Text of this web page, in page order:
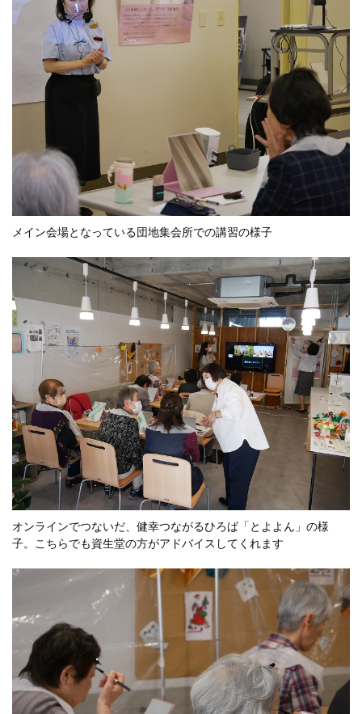
メイン会場となっている団地集会所での講習の様子
オンラインでつないだ、健幸つながるひろば「とよよん」の様
子。こちらでも資生堂の方がアドバイスしてくれます